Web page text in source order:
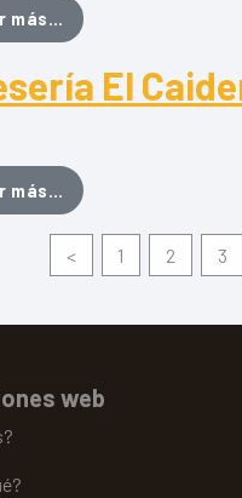
más… from Vino Mogarén
El
más… from Quesería El
< 1 2 3
web